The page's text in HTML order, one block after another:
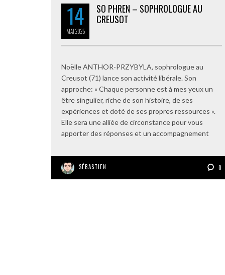
14
MAI2025
SO PHREN – SOPHROLOGUE AU
CREUSOT
Noëlle ANTHOR-PRZYBYLA, sophrologue au
Creusot (71) lance son activité libérale. Son
approche: « Chaque personne est à mes yeux un
être singulier, riche de son histoire, de ses
expériences et doté de ses propres ressources ».
Elle sera une alliée de circonstance pour vous
apporter des réponses et un accompagnement
SÉBASTIEN 0